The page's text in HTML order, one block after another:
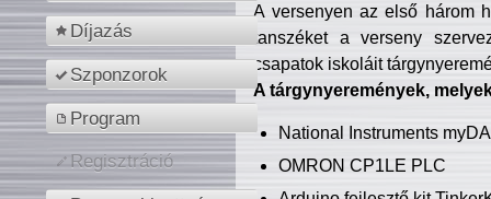
Díjazás
Szponzorok
Program
Regisztráció
A versenyen az első három
tanszéket a verseny
csapatok iskoláit
A tárgynyeremények,
National Instruments
OMRON CP1LE PLC